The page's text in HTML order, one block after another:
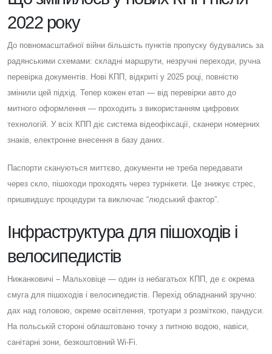
2022 року
До повномасштабної війни більшість пунктів пропуску будувались за
радянськими схемами: складні маршрути, незручні переходи, ручна
перевірка документів. Нові КПП, відкриті у 2025 році, повністю
змінили цей підхід. Тепер кожен етап — від перевірки авто до
митного оформлення — проходить з використанням цифрових
технологій. У всіх КПП діє система відеофіксації, сканери номерних
знаків, електронне внесення в базу даних.
Паспорти скануються миттєво, документи не треба передавати
через скло, пішоходи проходять через турнікети. Це знижує стрес,
пришвидшує процедури та виключає “людський фактор”.
Інфраструктура для пішоходів і
велосипедистів
Нижанковичі – Мальховіце — один із небагатьох КПП, де є окрема
смуга для пішоходів і велосипедистів. Перехід обладнаний зручно:
дах над головою, окреме освітлення, тротуари з розміткою, пандуси.
На польській стороні облаштовано точку з питною водою, навіси,
санітарні зони, безкоштовний Wi-Fi.